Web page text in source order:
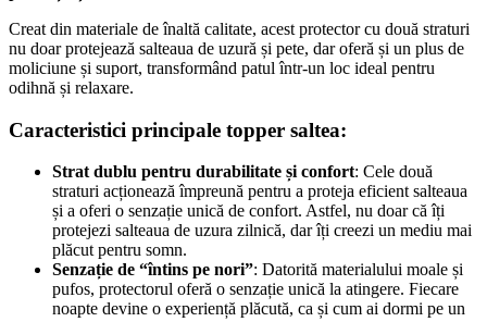
Creat din materiale de înaltă calitate, acest protector cu două straturi
nu doar protejează salteaua de uzură și pete, dar oferă și un plus de
moliciune și suport, transformând patul într-un loc ideal pentru
odihnă și relaxare.
Caracteristici principale topper saltea:
Strat dublu pentru durabilitate și confort: Cele două
straturi acționează împreună pentru a proteja eficient salteaua
și a oferi o senzație unică de confort. Astfel, nu doar că îți
protejezi salteaua de uzura zilnică, dar îți creezi un mediu mai
plăcut pentru somn.
Senzație de “întins pe nori”: Datorită materialului moale și
pufos, protectorul oferă o senzație unică la atingere. Fiecare
noapte devine o experiență plăcută, ca și cum ai dormi pe un